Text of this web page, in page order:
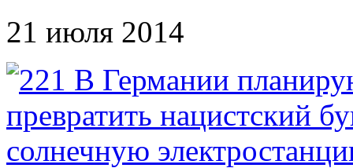
21 июля 2014